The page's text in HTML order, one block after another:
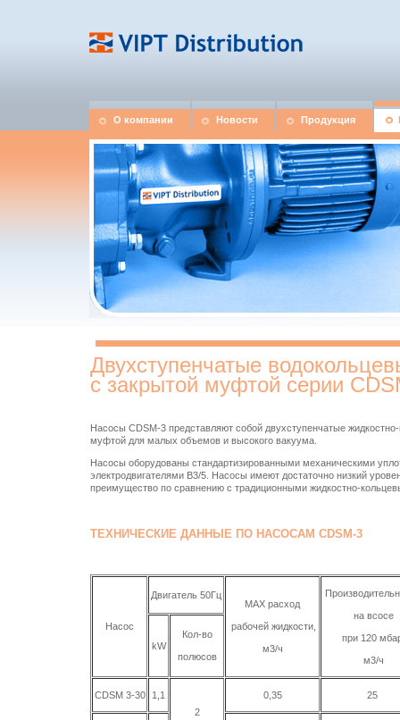
О компании Новости Продукция
Двухступенчатые
с закрытой муфтой серии
Насосы CDSM-3 представляют собой двухступенчатые
муфтой для малых объемов и высокого вакуума.
Насосы оборудованы стандартизированными механическими
электродвигателями B3/5. Насосы имеют достаточно низкий
преимущество по сравнению с традиционными жидкостно-
ТЕХНИЧЕСКИЕ ДАННЫЕ ПО НАСОСАМ CDSM-3
Насос
Двигатель 50Гц
MAX расход
рабочей жидкости,
м3/ч
на всосе
при 120
м3/ч
kW
Кол-во
полюсов
CDSM 3-30
1,1
2
0,35 25